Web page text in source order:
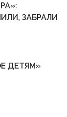
ЗАБРАЛИ
ДЕТЯМ»